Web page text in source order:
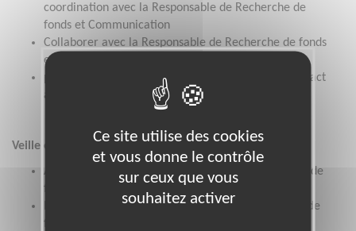
coordination avec la Responsable de Recherche de
fonds et Communication
Collaborer avec la Responsable de Recherche de fonds
et Communication
pour produire des contenus de valorisation de l'impact
associatif
Veille et stratégie
Assurer une veille permanente sur les opportunités de
financements privés et les nouvelles fondations
Proposer et mettre en œuvre la stratégie de levée de
fonds en lien avec le conseil d’administration et la
Ce site utilise des cookies
et vous donne le contrôle
sur ceux que vous
souhaitez activer